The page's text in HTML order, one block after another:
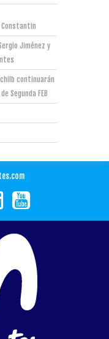
Constantin
Jiménez y
continuarán
Segunda FEB